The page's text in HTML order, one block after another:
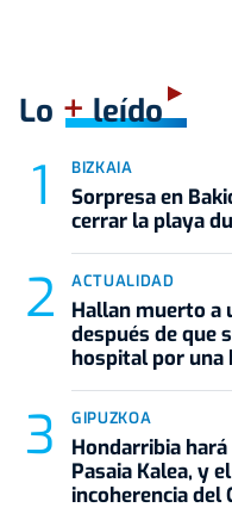
Lo +leído
BIZKAIA
Sorpresa en
cerrar la playa
ACTUALIDAD
Hallan muerto a
después de que
hospital por una
GIPUZKOA
Hondarribia
Pasaia Kalea, y
incoherencia del